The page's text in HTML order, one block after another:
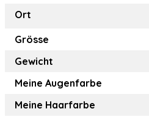
Ort
Grösse
Gewicht
Meine Augenfarbe
Meine Haarfarbe